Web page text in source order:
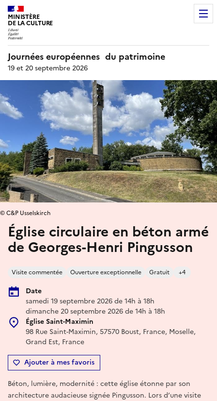
MINISTÈRE
DE LA CULTURE
Journées européennes du patrimoine
19 et 20 septembre 2026
Église circulaire en béton armé
de Georges-Henri Pingusson
Visite commentée Ouverture exceptionnelle Gratuit +4
Date
samedi 19 septembre 2026 de 14h à 18h
dimanche 20 septembre 2026 de 14h à 18h
Église Saint-Maximin
98 Rue Saint-Maximin, 57570 Boust, France, Moselle,
Grand Est, France
Ajouter à mes favoris
© C&P Usselskirch
Béton, lumière, modernité : cette église étonne par son
architecture audacieuse signée Pingusson. Lors d’une visite